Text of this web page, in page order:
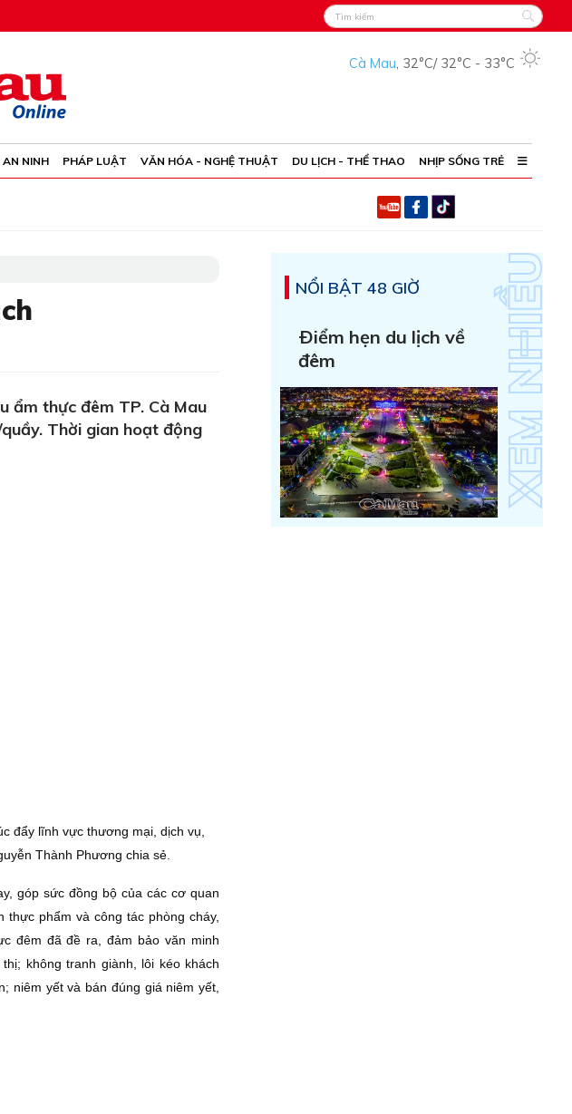
Cà Mau, 32°C/ 32°C - 33°C
AN NINH PHÁP LUẬT VĂN HÓA - NGHỆ THUẬT DU LỊCH - THỂ THAO NHỊP SỐNG TRẺ
ẩm thực đêm TP. Cà Mau
Thời gian hoạt động
đẩy lĩnh vực thương mại, dịch vụ,
Thành Phương chia sẻ.
góp sức đồng bộ của các cơ quan
phẩm và công tác phòng cháy,
đêm đã đề ra, đảm bảo văn minh
không tranh giành, lôi kéo khách
niêm yết và bán đúng giá niêm yết,
NỔI BẬT 48 GIỜ
Ðiểm hẹn du lịch về
đêm